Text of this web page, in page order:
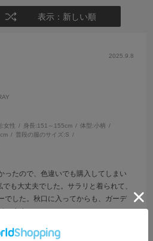
表示：新しい順
2025.9.8
:女性 身長:151～155cm 体型:小柄
普段の服のサイズ:S
ったので、色違いでも購入してしまい
も大丈夫でした。サラリと着られて、
でした。秋口に入ってからも、ガーデ
います。
参考になった 0